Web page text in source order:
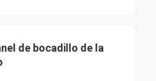
de bocadillo de la